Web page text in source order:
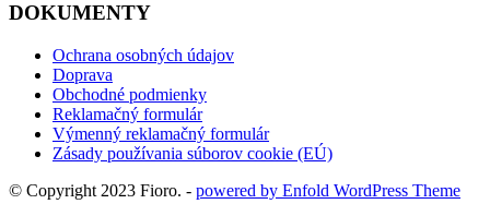
DOKUMENTY
Ochrana osobných údajov
Doprava
Obchodné podmienky
Reklamačný formulár
Výmenný reklamačný formulár
Zásady používania súborov cookie (EÚ)
© Copyright 2023 Fioro. - powered by Enfold WordPress Theme